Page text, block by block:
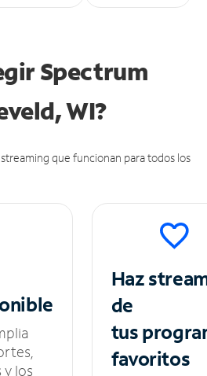
Spectrum
WI?
que funcionan para todos los
y los
Haz
de
tus
favoritos